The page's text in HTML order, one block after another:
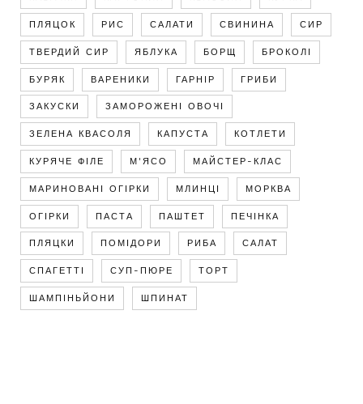
ПЛЯЦОК РИС САЛАТИ СВИНИНА СИР
ТВЕРДИЙ СИР ЯБЛУКА БОРЩ БРОКОЛІ
БУРЯК ВАРЕНИКИ ГАРНІР ГРИБИ
ЗАКУСКИ ЗАМОРОЖЕНІ ОВОЧІ
ЗЕЛЕНА КВАСОЛЯ КАПУСТА КОТЛЕТИ
КУРЯЧЕ ФІЛЕ М'ЯСО МАЙСТЕР-КЛАС
МАРИНОВАНІ ОГІРКИ МЛИНЦІ МОРКВА
ОГІРКИ ПАСТА ПАШТЕТ ПЕЧІНКА
ПЛЯЦКИ ПОМІДОРИ РИБА САЛАТ
СПАГЕТТІ СУП-ПЮРЕ ТОРТ
ШАМПІНЬЙОНИ ШПИНАТ